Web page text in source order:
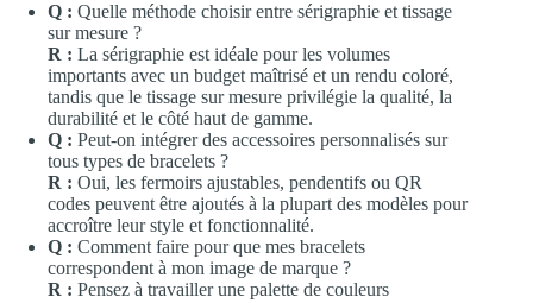
Q : Quelle méthode choisir entre sérigraphie et tissage
sur mesure ?
R : La sérigraphie est idéale pour les volumes
importants avec un budget maîtrisé et un rendu coloré,
tandis que le tissage sur mesure privilégie la qualité, la
durabilité et le côté haut de gamme.
Q : Peut-on intégrer des accessoires personnalisés sur
tous types de bracelets ?
R : Oui, les fermoirs ajustables, pendentifs ou QR
codes peuvent être ajoutés à la plupart des modèles pour
accroître leur style et fonctionnalité.
Q : Comment faire pour que mes bracelets
correspondent à mon image de marque ?
R : Pensez à travailler une palette de couleurs